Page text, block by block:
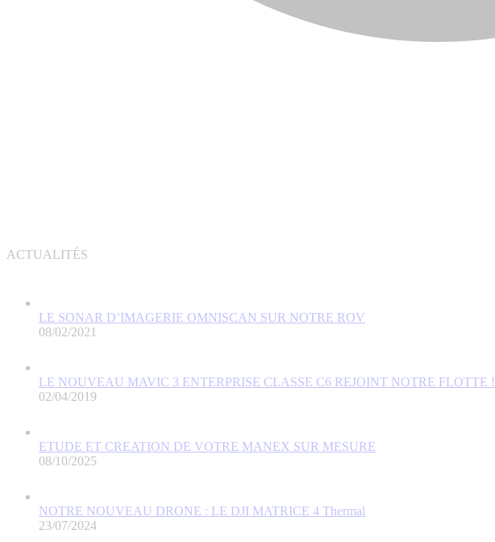
ACTUALITÉS
LE SONAR D’IMAGERIE OMNISCAN SUR NOTRE ROV
08/02/2021
LE NOUVEAU MAVIC 3 ENTERPRISE CLASSE C6 REJOINT NOTRE FLOTTE !
02/04/2019
ETUDE ET CREATION DE VOTRE MANEX SUR MESURE
08/10/2025
NOTRE NOUVEAU DRONE : LE DJI MATRICE 4 Thermal
23/07/2024